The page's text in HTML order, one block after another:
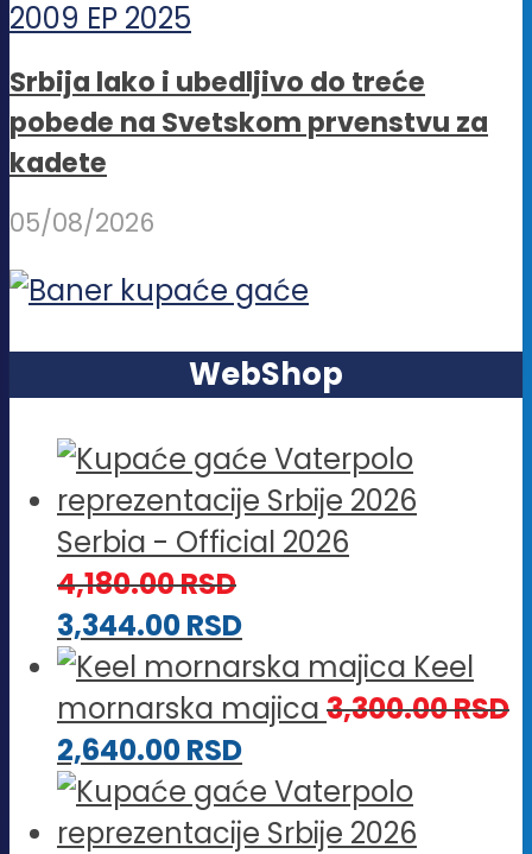
Srbija lako i ubedljivo do treće
pobede na Svetskom prvenstvu za
kadete
05/08/2026
WebShop
Serbia - Official 2026
4,180.00RSD
3,344.00RSD
Keel
mornarska majica 3,300.00RSD
2,640.00RSD